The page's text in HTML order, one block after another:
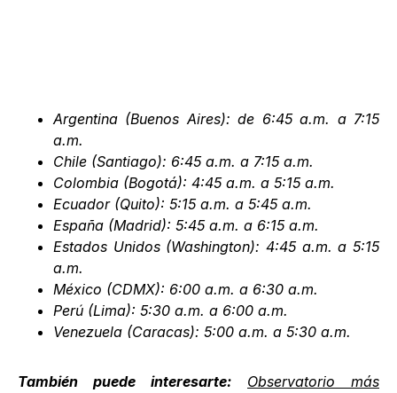
Argentina (Buenos Aires): de 6:45 a.m. a 7:15
a.m.
Chile (Santiago): 6:45 a.m. a 7:15 a.m.
Colombia (Bogotá): 4:45 a.m. a 5:15 a.m.
Ecuador (Quito): 5:15 a.m. a 5:45 a.m.
España (Madrid): 5:45 a.m. a 6:15 a.m.
Estados Unidos (Washington): 4:45 a.m. a 5:15
a.m.
México (CDMX): 6:00 a.m. a 6:30 a.m.
Perú (Lima): 5:30 a.m. a 6:00 a.m.
Venezuela (Caracas): 5:00 a.m. a 5:30 a.m.
También puede interesarte:
Observatorio más